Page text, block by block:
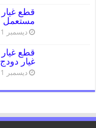
مستعمل
ديسمبر 1, 2023
غيار دودج
ديسمبر 1, 2023